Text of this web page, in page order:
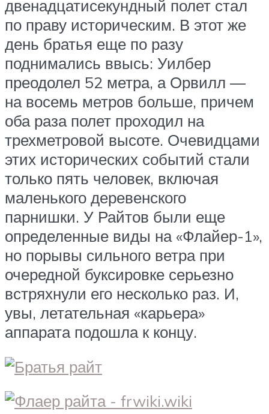
двенадцатисекундный полет стал
по праву историческим. В этот же
день братья еще по разу
поднимались ввысь: Уилбер
преодолел 52 метра, а Орвилл —
на восемь метров больше, причем
оба раза полет проходил на
трехметровой высоте. Очевидцами
этих исторических событий стали
только пять человек, включая
маленького деревенского
парнишки. У Райтов были еще
определенные виды на «Флайер-1»,
но порывы сильного ветра при
очередной буксировке серьезно
встряхнули его несколько раз. И,
увы, летательная «карьера»
аппарата подошла к концу.